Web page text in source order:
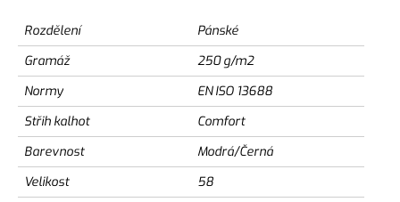
Rozdělení
Pánské
Gramáž
250 g/m2
Normy
EN ISO 13688
Střih kalhot
Comfort
Barevnost
Modrá/Černá
Velikost
58